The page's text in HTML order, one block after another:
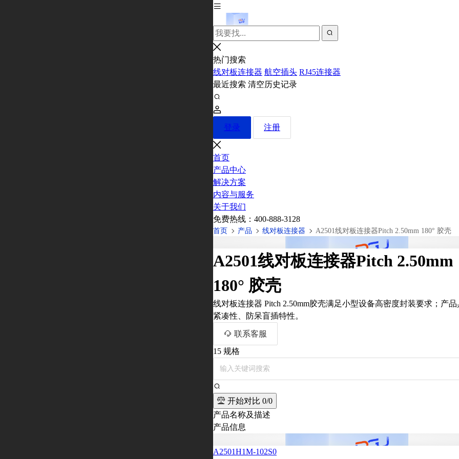
热门搜索
线对板连接器 航空插头 RJ45连接器
最近搜索 清空历史记录
登录 注册
首页
产品中心
解决方案
内容与服务
关于我们
免费热线： 400-888-3128
首页 产品 线对板连接器 A2501线对板连接器Pitch 2.50mm 180° 胶壳
A2501线对板连接器Pitch 2.50mm
180° 胶壳
线对板连接器 Pitch 2.50mm胶壳满足小型设备高密度封装要求；产品
紧凑性、防呆盲插特性。
联系客服
15 规格
开始对比 0/0
产品名称及描述
产品信息
A2501H1M-102S0